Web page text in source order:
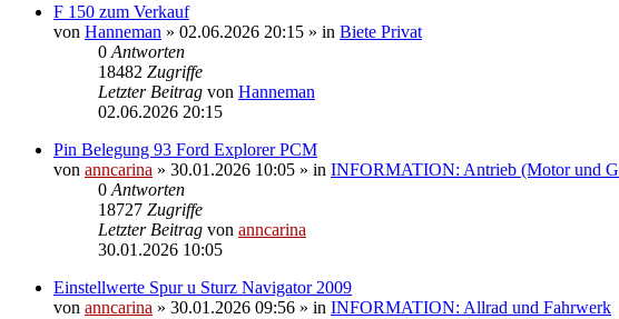
F 150 zum Verkauf
von Hanneman » 02.06.2026 20:15 » in Biete Privat
0 Antworten
18482 Zugriffe
Letzter Beitrag von Hanneman
02.06.2026 20:15
Pin Belegung 93 Ford Explorer PCM
von anncarina » 30.01.2026 10:05 » in INFORMATION: Antrieb (Motor und
0 Antworten
18727 Zugriffe
Letzter Beitrag von anncarina
30.01.2026 10:05
Einstellwerte Spur u Sturz Navigator 2009
von anncarina » 30.01.2026 09:56 » in INFORMATION: Allrad und Fahrwerk